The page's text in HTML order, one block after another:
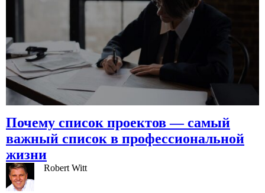
Почему список проектов — самый
важный список в профессиональной
жизни
Robert Witt